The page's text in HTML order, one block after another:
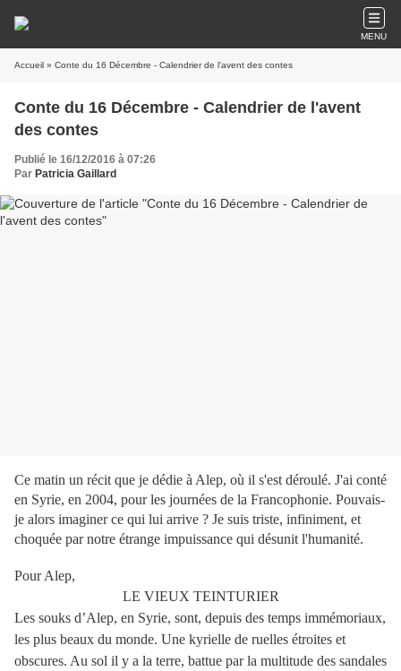
MENU
Accueil » Conte du 16 Décembre - Calendrier de l'avent des contes
Conte du 16 Décembre - Calendrier de l'avent
des contes
Publié le 16/12/2016 à 07:26
Par Patricia Gaillard
Ce matin un récit que je dédie à Alep, où il s'est déroulé. J'ai conté
en Syrie, en 2004, pour les journées de la Francophonie. Pouvais-
je alors imaginer ce qui lui arrive ? Je suis triste, infiniment, et
choquée par notre étrange impuissance qui désunit l'humanité.
Pour Alep,
LE VIEUX TEINTURIER
Les souks d’Alep, en Syrie, sont, depuis des temps immémoriaux,
les plus beaux du monde. Une kyrielle de ruelles étroites et
obscures. Au sol il y a la terre, battue par la multitude des sandales